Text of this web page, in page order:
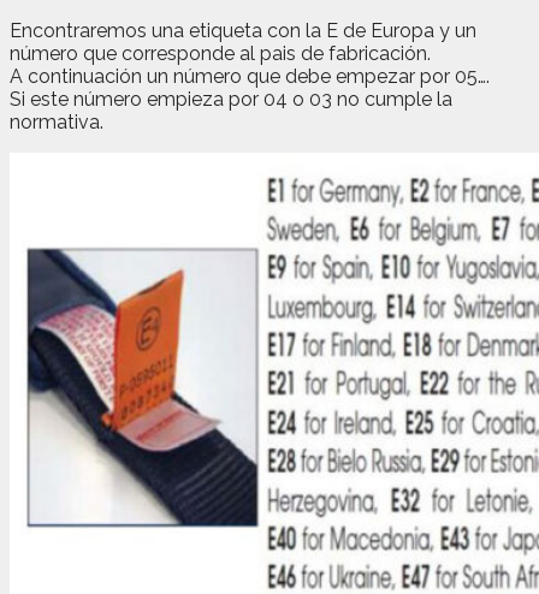
Encontraremos una etiqueta con la E de Europa y un
número que corresponde al pais de fabricación.
A continuación un número que debe empezar por 05….
Si este número empieza por 04 o 03 no cumple la
normativa.